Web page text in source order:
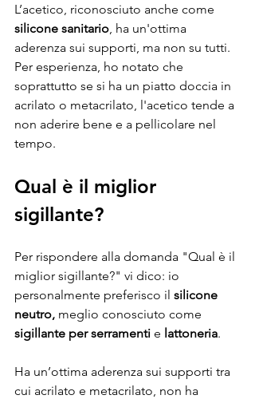
L’acetico, riconosciuto anche come
silicone sanitario , ha un'ottima
aderenza sui supporti, ma non su tutti.
Per esperienza, ho notato che
soprattutto se si ha un piatto doccia in
acrilato o metacrilato, l'acetico tende a
non aderire bene e a pellicolare nel
tempo.
Qual è il miglior
sigillante?
Per rispondere alla domanda "Qual è il
miglior sigillante?" vi dico: io
personalmente preferisco il silicone
neutro, meglio conosciuto come
sigillante per serramenti e lattoneria.
Ha un’ottima aderenza sui supporti tra
cui acrilato e metacrilato, non ha